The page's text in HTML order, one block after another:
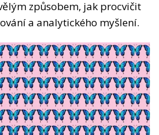
způsobem, jak procvičit
a analytického myšlení.